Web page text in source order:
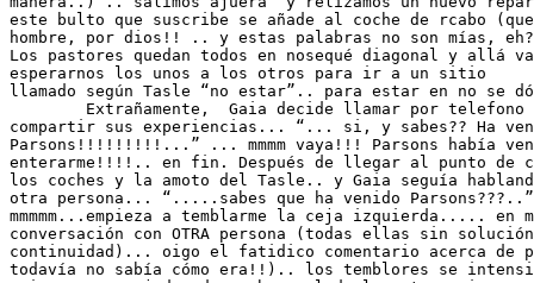
este bulto que suscribe se añade al coche de rcabo
hombre, por dios!! .. y estas palabras no son mías,
Los pastores quedan todos en nosequé diagonal y allá
esperarnos los unos a los otros para ir a un sitio
llamado según Tasle “no estar”.. para estar en no se
compartir sus experiencias... “... si, y sabes?? Ha
Parsons!!!!!!!!!...” ... mmmm vaya!!! Parsons había
enterarme!!!!.. en fin. Después de llegar al punto de
los coches y la amoto del Tasle.. y Gaia seguía
otra persona... “.....sabes que ha venido
mmmmm...empieza a temblarme la ceja izquierda..... en
conversación con OTRA persona (todas ellas sin
continuidad)... oigo el fatidico comentario acerca de
todavía no sabía cómo era!!).. los temblores se